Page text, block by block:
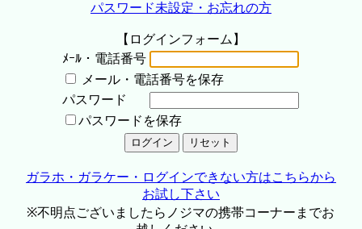
パスワード未設定・お忘れの方
【ログインフォーム】
ﾒｰﾙ・電話番号
メール・電話番号を保存
パスワード
パスワードを保存
ガラホ・ガラケー・ログインできない方はこちらから
お試し下さい
※不明点ございましたらノジマの携帯コーナーまでお